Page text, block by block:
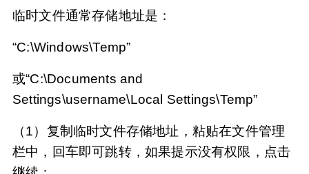
临时文件通常存储地址是：
“C:\Windows\Temp”
或“C:\Documents and
Settings\username\Local Settings\Temp”
（1）复制临时文件存储地址，粘贴在文件管理
栏中，回车即可跳转，如果提示没有权限，点击